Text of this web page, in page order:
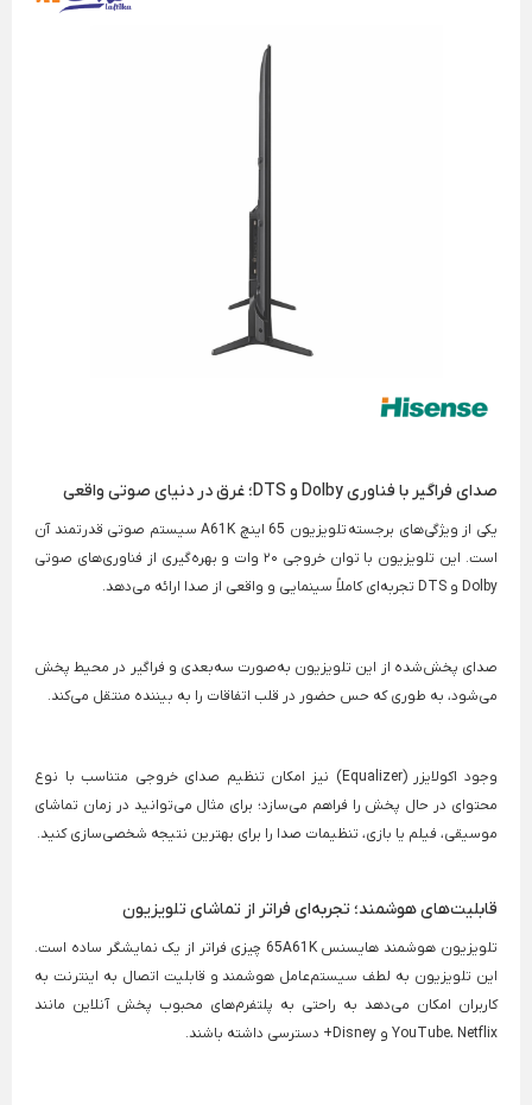
صدای فراگیر با فناوری Dolby و DTS؛ غرق در دنیای صوتی واقعی
یکی از ویژگی‌های برجستهتلویزیون 65 اینچ
A61K سیستم صوتی قدرتمند آن
است. این تلویزیون با توان خروجی ۲۰ وات و بهره‌گیری از فناوری‌های صوتی
Dolby و DTS تجربه‌ای کاملاً سینمایی و واقعی از صدا ارائه می‌دهد.
صدای پخش‌شده از این تلویزیون به‌صورت سه‌بعدی و فراگیر در محیط پخش
می‌شود، به طوری که حس حضور در قلب اتفاقات را به بیننده منتقل می‌کند.
وجود اکولایزر (Equalizer) نیز امکان تنظیم صدای خروجی متناسب با نوع
محتوای در حال پخش را فراهم می‌سازد؛ برای مثال می‌توانید در زمان تماشای
موسیقی، فیلم یا بازی، تنظیمات صدا را برای بهترین نتیجه شخصی‌سازی کنید.
قابلیت‌های هوشمند؛ تجربه‌ای فراتر از تماشای تلویزیون
تلویزیون هوشمند هایسنس 65A61K چیزی فراتر از یک نمایشگر ساده است.
این تلویزیون به لطف سیستم‌عامل هوشمند و قابلیت اتصال به اینترنت به
کاربران امکان می‌دهد به راحتی به پلتفرم‌های محبوب پخش آنلاین مانند
YouTube، Netflix و Disney+ دسترسی داشته باشند.